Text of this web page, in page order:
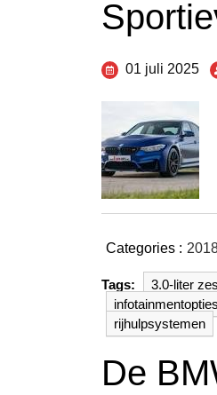
01 juli 2025
Categories :
Tags: 3.0-liter
infotainmentopties
rijhulpsystemen
De